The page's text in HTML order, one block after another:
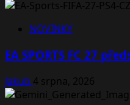
NOVINKY
EA SPORTS FC 27
Jakub 4 srpna, 2026